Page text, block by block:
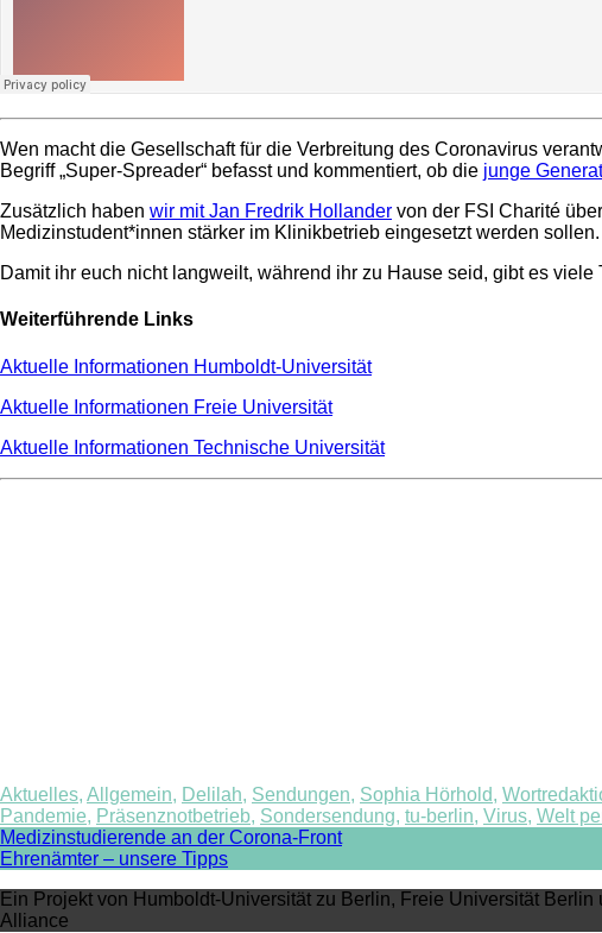
Wen macht die Gesellschaft für die Verbreitung des Coronavirus
Begriff „Super-Spreader“ befasst und kommentiert, ob die junge
Zusätzlich haben wir mit Jan Fredrik Hollander von der FSI Charité
Medizinstudent*innen stärker im Klinikbetrieb eingesetzt werden sollen.
Damit ihr euch nicht langweilt, während ihr zu Hause seid, gibt es
Weiterführende Links
Aktuelle Informationen Humboldt-Universität
Aktuelle Informationen Freie Universität
Aktuelle Informationen Technische Universität
Aktuelles, Allgemein, Delilah, Sendungen, Sophia Hörhold,
Pandemie, Präsenznotbetrieb, Sondersendung, tu-berlin, Virus, Welt
Post
navigation
Medizinstudierende an der Corona-Front
Ehrenämter – unsere Tipps
Ein Projekt von Humboldt-Universität zu Berlin, Freie Universität
Alliance